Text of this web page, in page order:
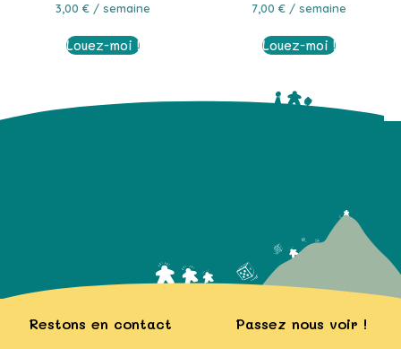
3,00 €/ semaine
Louez-moi !
7,00 €/ semaine
Louez-moi !
Restons en contact Passez nous voir !